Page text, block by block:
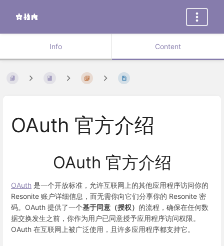
Info Content
OAuth 官方介绍
OAuth 官方介绍
OAuth 是一个开放标准，允许互联网上的其他应用程序访问你的
Resonite 账户详细信息，而无需你向它们分享你的 Resonite 密
码。OAuth 提供了一个基于同意（授权） 的流程，确保在任何数
据交换发生之前，你作为用户已同意授予应用程序访问权限。
OAuth 在互联网上被广泛使用，且许多应用程序都支持它。